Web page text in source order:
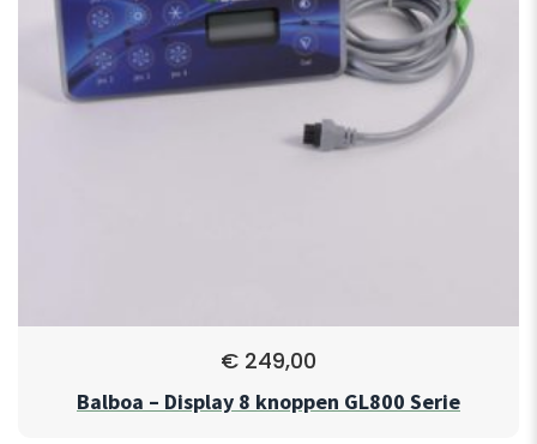
€ 249,00
Balboa – Display 8 knoppen GL800 Serie